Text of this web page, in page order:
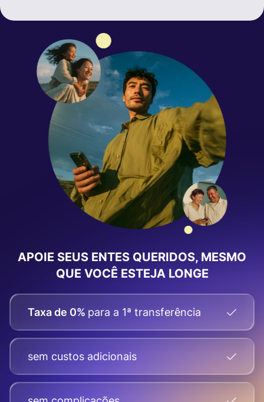
APOIE SEUS ENTES QUERIDOS, MESMO
QUE VOCÊ ESTEJA LONGE
Taxa de 0% para a 1ª transferência
sem custos adicionais